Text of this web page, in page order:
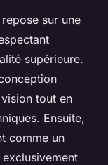
sur une
supérieure.
tout en
Ensuite,
comme un